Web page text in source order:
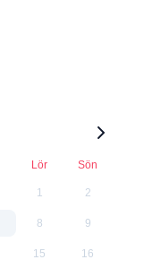
Lör Sön
1 2
8 9
15 16